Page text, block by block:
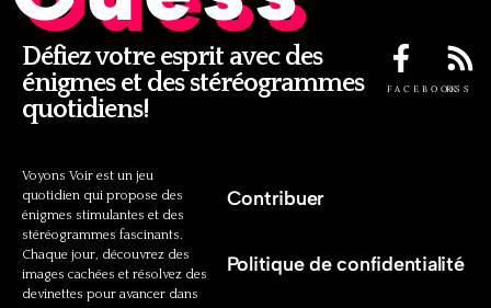
Défiez votre esprit avec des
énigmes et des stéréogrammes
quotidiens!
FACEBOOKRSS
Voyons Voir est un jeu
quotidien qui propose des
énigmes stimulantes et des
stéréogrammes fascinants.
Chaque jour, découvrez des
images cachées et résolvez des
devinettes pour avancer dans
Contribuer
Politique de confidentialité